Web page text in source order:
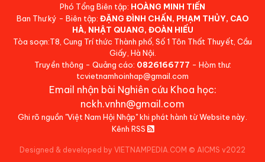
Phó Tổng Biên tập: HOÀNG MINH TIẾN
Ban Thư ký - Biên tập: ĐẶNG ĐÌNH CHẤN, PHẠM THỦY, CAO
HÀ, NHẬT QUANG, ĐOÀN HIẾU
Tòa soạn:T8, Cung Trí thức Thành phố, Số 1 Tôn Thất Thuyết, Cầu
Giấy, Hà Nội.
Truyền thông - Quảng cáo: 0826166777 - Hòm thư:
tcvietnamhoinhap@gmail.com
Email nhận bài Nghiên cứu Khoa học:
nckh.vnhn@gmail.com
Ghi rõ nguồn "Việt Nam Hội Nhập" khi phát hành từ Website này.
Kênh RSS
Designed & developed by VIETNAMPEDIA.COM © AICMS v2022